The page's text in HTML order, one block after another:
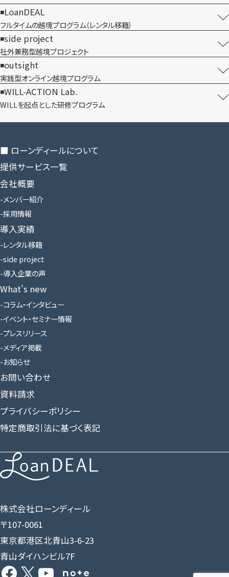
LoanDEAL
フルタイムの越境プログラム​（レンタル移籍）
side project
社外兼務型​越境プロジェクト
outsight
実践型オンライン​越境プログラム
WILL-ACTION Lab.
WILLを​起点とした​研修プログラム
株式会社ローンディール
〒107-0061
東京都港区北青山3-6-23
青山ダイハンビル7F
■ ローンディールに​ついて
提供サービス一覧
会社概要
メンバー紹介
採用情報
導入実績
レンタル移籍
side project
導入企業の声
What’s new
コラム・インタビュー
イベント・セミナー情報
プレスリリース
メディア掲載
お知らせ
お問い合わせ
資料請求
プライバシーポリシー
特定商取引法に基づく表記